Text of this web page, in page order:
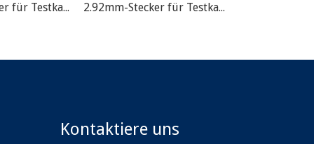
2.92mm-Stecker für Testkabelbaugruppe 2.92mm-Stecker für Testkabelbaugruppe
Kontaktiere uns